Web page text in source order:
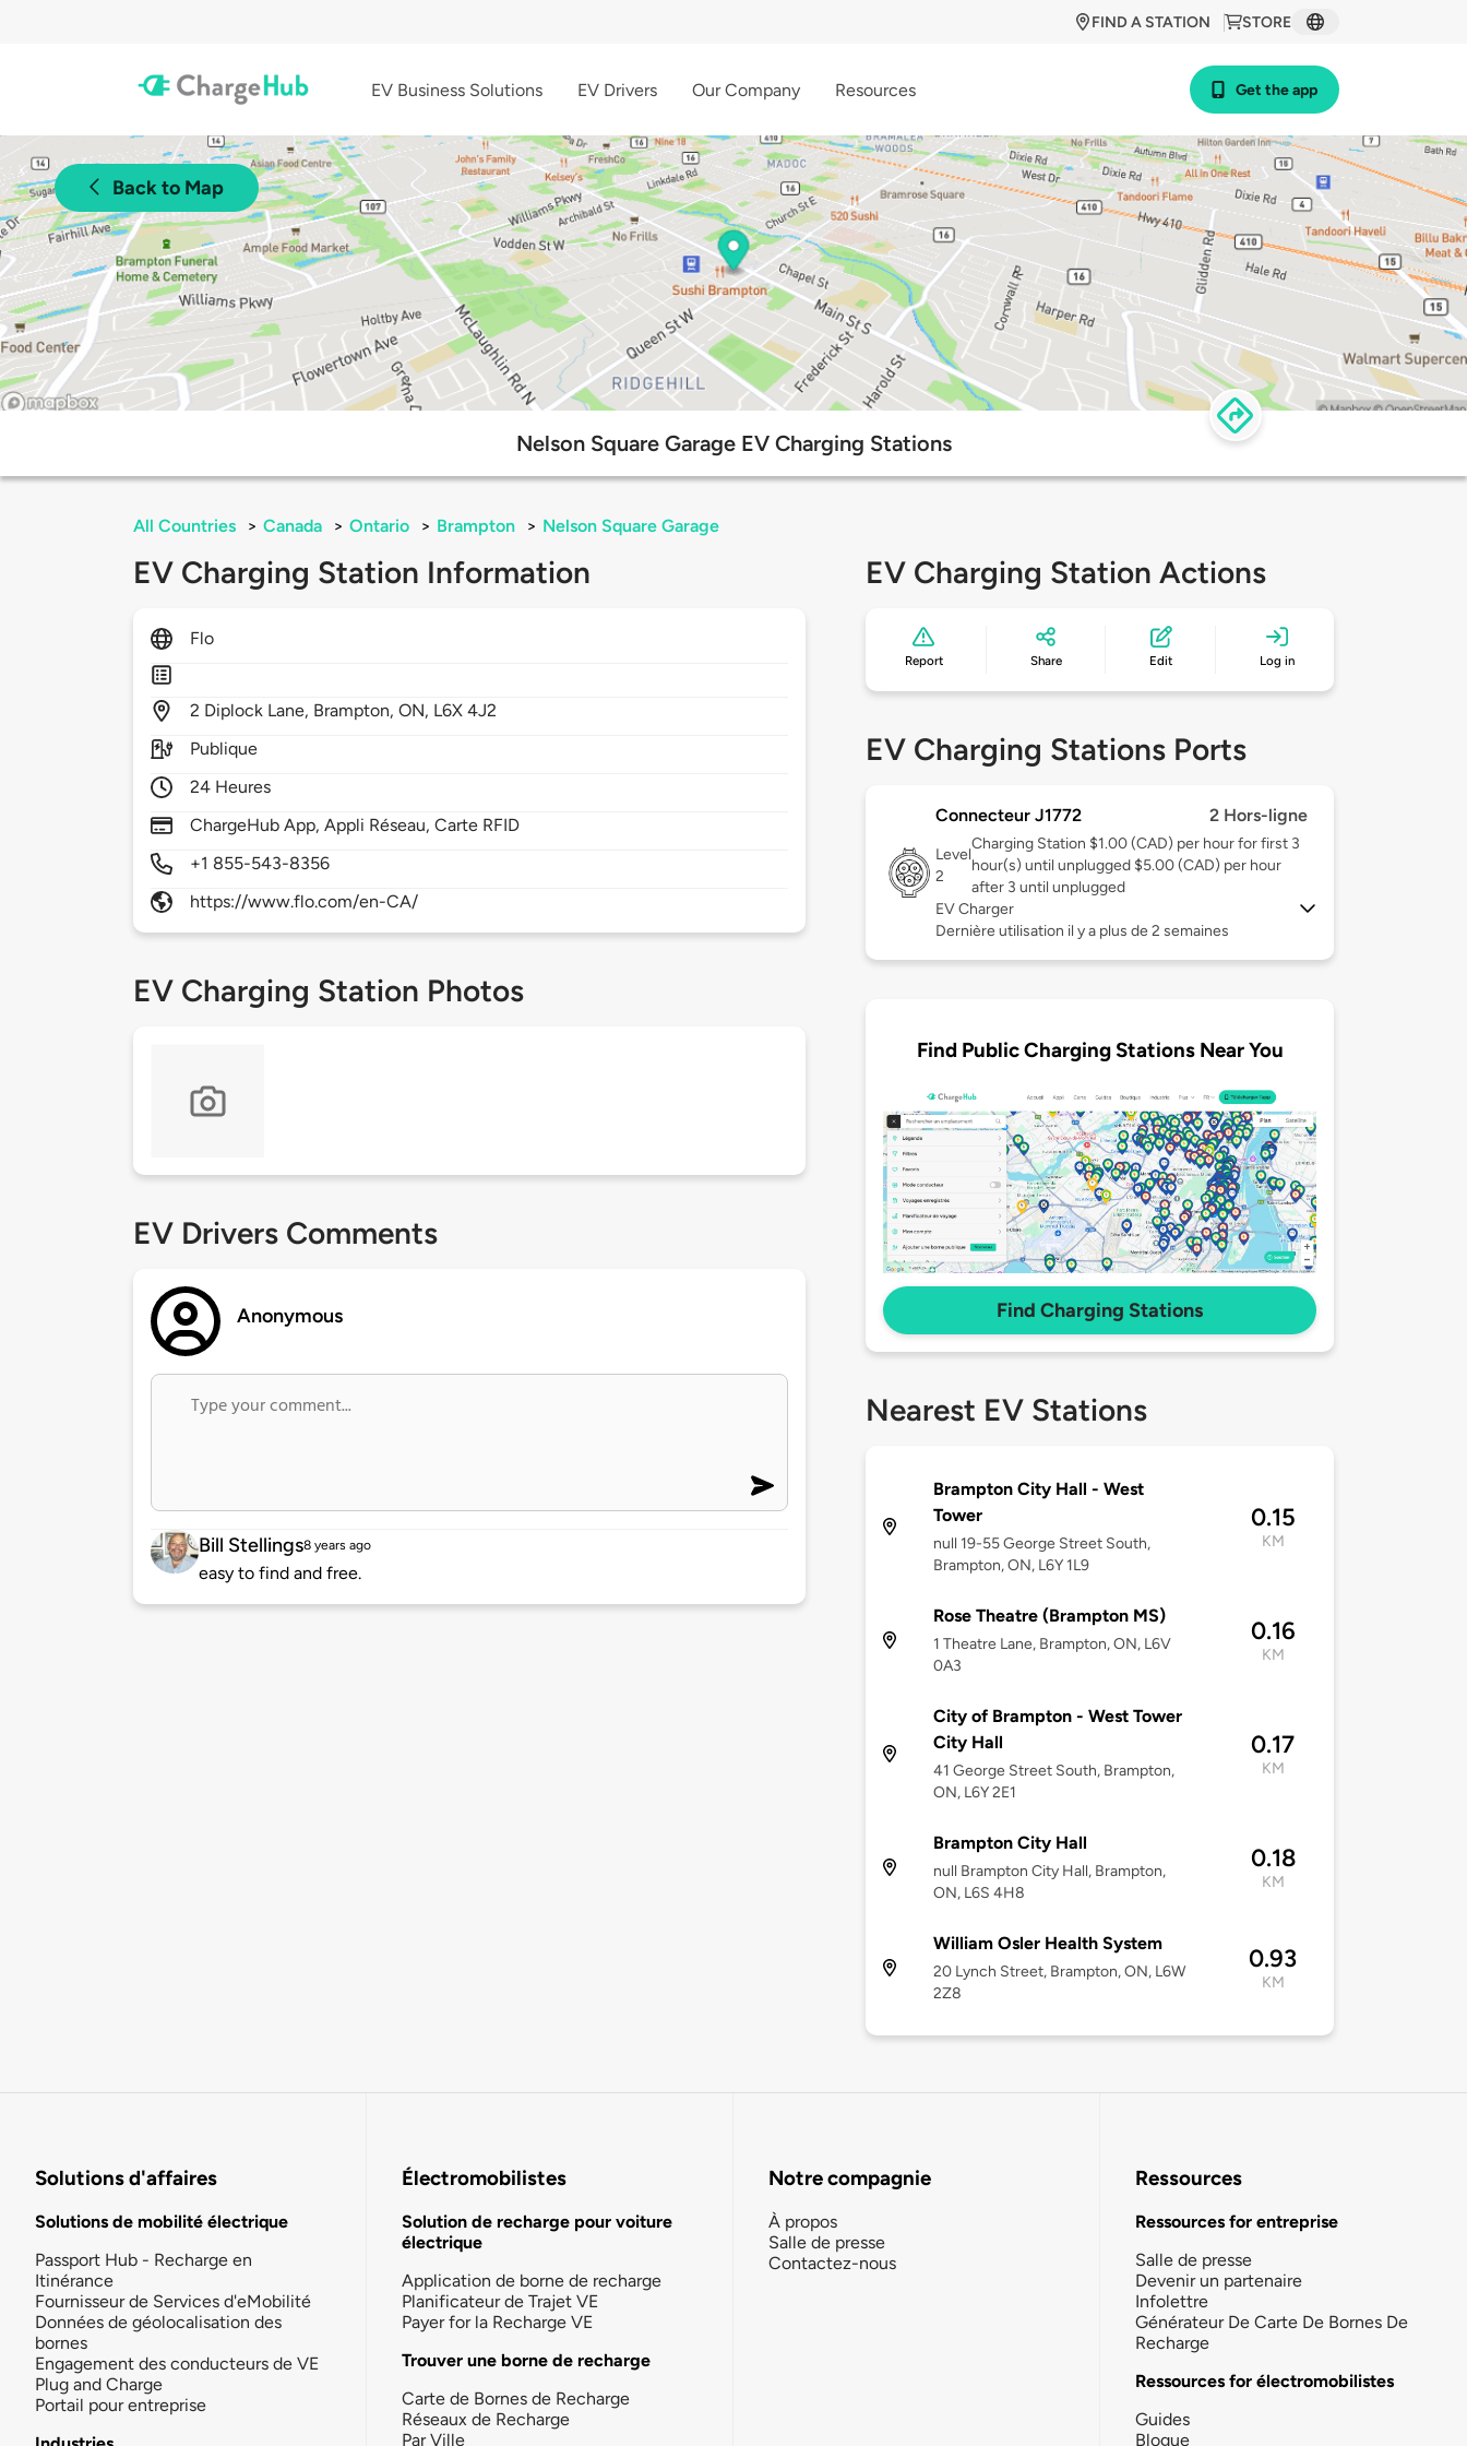
STORE
FIND A STATION
EV Business Solutions EV Drivers Our Company Resources Get the app
Back to Map
Nelson Square Garage EV Charging Stations
All Countries > Canada > Ontario > Brampton > Nelson Square Garage
EV Charging Station Information
Flo
2 Diplock Lane, Brampton,ON, L6X 4J2
Publique
24 Heures
ChargeHub App, Appli Réseau, Carte RFID
+1 855-543-8356
https://www.flo.com/en-CA/
EV Charging Station Photos
EV Drivers Comments
Anonymous
Bill Stellings8 years ago
easy to find and free.
EV Charging Station Actions
Report Share Edit Log in
EV Charging Stations Ports
Connecteur J1772 2 Hors-ligne
Level
2
Charging Station $1.00 (CAD) per hour for first 3
hour(s) until unplugged $5.00 (CAD) per hour
after 3 until unplugged
EV Charger
Dernière utilisation il y a plus de 2 semaines
Find Public Charging Stations Near You
Find Charging Stations
Nearest EV Stations
Brampton City Hall - West
Tower
null 19-55 George Street South,
Brampton, ON, L6Y 1L9
0.15
KM
Rose Theatre (Brampton MS)
1 Theatre Lane, Brampton, ON, L6V
0A3
0.16
KM
City of Brampton - West Tower
City Hall
41 George Street South, Brampton,
ON, L6Y 2E1
0.17
KM
Brampton City Hall
null Brampton City Hall, Brampton,
ON, L6S 4H8
0.18
KM
William Osler Health System
20 Lynch Street, Brampton, ON, L6W
2Z8
0.93
KM
Solutions d'affaires
Solutions de mobilité électrique
Passport Hub - Recharge en
Itinérance
Fournisseur de Services d'eMobilité
Données de géolocalisation des
bornes
Engagement des conducteurs de VE
Plug and Charge
Portail pour entreprise
Électromobilistes
Solution de recharge pour voiture
électrique
Application de borne de recharge
Planificateur de Trajet VE
Payer for la Recharge VE
Trouver une borne de recharge
Carte de Bornes de Recharge
Réseaux de Recharge
Par Ville
Notre compagnie
À propos
Salle de presse
Contactez-nous
Ressources
Ressources for entreprise
Salle de presse
Devenir un partenaire
Infolettre
Générateur De Carte De Bornes De
Recharge
Ressources for électromobilistes
Guides
Blogue